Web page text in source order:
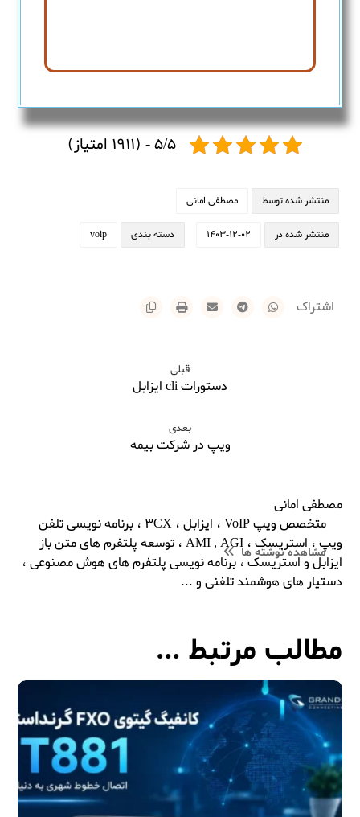
5/5 - (1911 امتیاز)
منتشر شده توسط مصطفی امانی
منتشر شده در 1403-12-02 دسته بندی voip
قبلی
دستورات cli ایزابل
بعدی
ویپ در شرکت بیمه
مصطفی امانی
مشاهده نوشته ها
متخصص ویپ VoIP ، ایزابل ، 3CX ، برنامه نویسی تلفن
ویپ ، استریسک ، AMI , AGI ، توسعه پلتفرم های متن باز
ایزابل و استریسک ، برنامه نویسی پلتفرم های هوش مصنوعی ،
دستیار های هوشمند تلفنی و ...
مطالب مرتبط ...